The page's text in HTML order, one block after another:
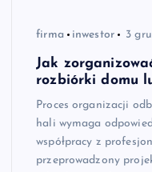
firma inwestor 3
Jak
rozbiórki domu
Proces organizacji
hali wymaga
współpracy z
przeprowadzony